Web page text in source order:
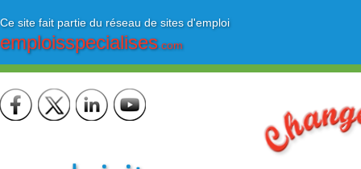
Ce site fait partie du réseau de sites d'emploi
emploisspecialises.com